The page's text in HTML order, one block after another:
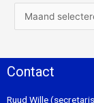
Contact
Ruud Wille